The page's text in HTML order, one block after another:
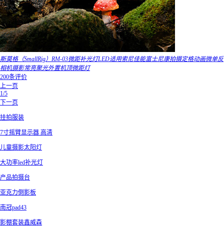
斯莫格（SmallRig）RM-03微距补光灯LED适用索尼佳能富士尼康拍摄定格动画微单反
相机摄影常亮聚光外置机顶微距灯
200条评价
上一页
1/5
下一页
挂拍服装
7寸摇臂显示器 高清
儿童摄影太阳灯
大功率led补光灯
产品拍摄台
亚克力倒影板
南冠pad43
影棚套装鑫威森